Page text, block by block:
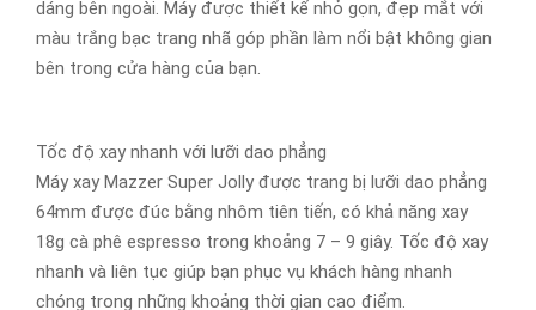
dáng bên ngoài. Máy được thiết kế nhỏ gọn, đẹp mắt với
màu trắng bạc trang nhã góp phần làm nổi bật không gian
bên trong cửa hàng của bạn.
Tốc độ xay nhanh với lưỡi dao phẳng
Máy xay Mazzer Super Jolly được trang bị lưỡi dao phẳng
64mm được đúc bằng nhôm tiên tiến, có khả năng xay
18g cà phê espresso trong khoảng 7 – 9 giây. Tốc độ xay
nhanh và liên tục giúp bạn phục vụ khách hàng nhanh
chóng trong những khoảng thời gian cao điểm.